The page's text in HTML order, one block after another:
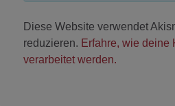
Diese Website verwendet
reduzieren. Erfahre, wie deine
verarbeitet werden.